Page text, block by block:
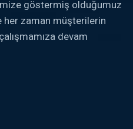
göstermiş olduğumuz
her zaman müşterilerin
devam